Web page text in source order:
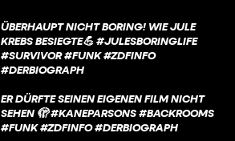
ÜBERHAUPT NICHT BORING! WIE JULE
KREBS BESIEGTE💪 #JULESBORINGLIFE
#SURVIVOR #FUNK #ZDFINFO
#DERBIOGRAPH
ER DÜRFTE SEINEN EIGENEN FILM NICHT
SEHEN 🫣 #KANEPARSONS #BACKROOMS
#FUNK #ZDFINFO #DERBIOGRAPH